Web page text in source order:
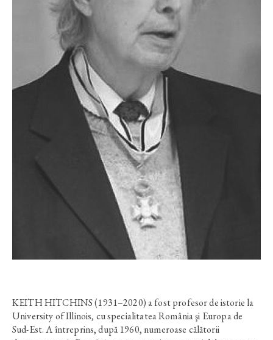
KEITH HITCHINS (1931–2020) a fost profesor de istorie la
University of Illinois, cu specialitatea România şi Europa de
Sud-Est. A întreprins, după 1960, numeroase călătorii